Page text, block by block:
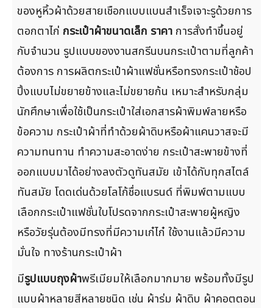
ของหูหิ้วผ้าด้วยสายเชือกแบบแบนสำเร็จเจาะรูด้วยการ
ตอกตาไก่ กระเป๋าผ้าขนาดเล็ก ราคา การสั่งทำขึ้นอยู่
กับจำนวน รูปแบบของงานสกรีนบนกระเป๋าตามที่ลูกค้า
ต้องการ การผลิตกระเป๋าผ้าแฟชั่นหรือทรงกระเป๋าช้อป
ปิ้งแบบไม่ขยายข้างและไม่ขยายก้น เหมาะสำหรับกลุ่ม
นักศึกษาเพื่อใช้เป็นกระเป๋าใส่เอกสารผ้าพิมพ์ลายหรือ
ข้อความ กระเป๋าผ้าที่ทำด้วยผ้าดิบหรือผ้าแคนวาสจะมี
ความทนทาน ทำความสะอาดง่าย กระเป๋าสะพายข้างที่
ออกแบบมาได้อย่างลงตัวดูทันสมัย เข้าได้กับทุกสไตล์
ทันสมัย โดดเด่นด้วยโลโก้ชื่อแบรนด์ ที่พิมพ์ตามแบบ
เลือกกระเป๋าแฟชั่นใบโปรดจากกระเป๋าสะพายผู้หญิง
หรือวัยรุ่นต้องมีทรงที่มีความเก๋ไก๋ ใช้งานแล้วมีความ
มั่นใจ ทางร้านกระเป๋าผ้า
มีรูปแบบถุงผ้าพรีเมียมให้เลือกมากมาย พร้อมทั้งมีรูป
แบบผ้าหลายสีหลายชนิด เช่น ผ้าร่ม ผ้าดิบ ผ้าคอตตอน